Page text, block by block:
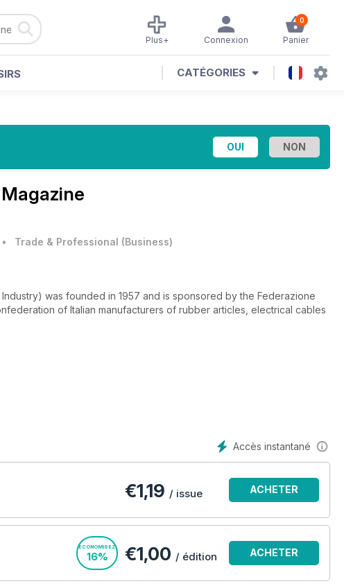
0
Panier
Connexion
Plus+
CATÉGORIES
• Trade & Professional (Business)
Industry) was founded in 1957 and is sponsored by the Federazione
of Italian manufacturers of rubber articles, electrical cables
to rubber industry, it has become an indispensable instrument for
platform for all companies that want to present their corporate
finished rubber products.
Accès instantané
€1,19 / issue ACHETER
ÉCONOMISEZ
16% €1,00 / édition ACHETER